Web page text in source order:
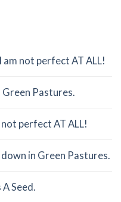
am not perfect AT ALL!
Green Pastures.
perfect AT ALL!
in Green Pastures.
Seed.